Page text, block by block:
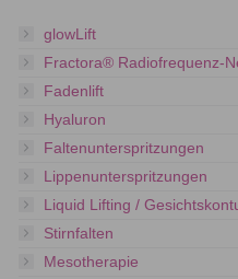
glowLift
Fractora® Radiofrequenz-
Fadenlift
Hyaluron
Faltenunterspritzungen
Lippenunterspritzungen
Liquid Lifting /
Stirnfalten
Mesotherapie